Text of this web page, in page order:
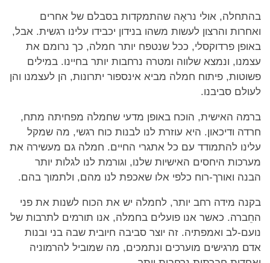
בהתחלה, אולי נראָה שהתמקדות בסבלם של אחרים
ואחרות והרצון לעשות משהו בנידון יכבידו עלינו רגשית. אבל,
באופן פרדוקסלי, ככל שנטפח יותר חמלה, כך נרומם את
עצמנו, ונמצא שלווה ומטרה נרחבות יותר בחיינו. במילים
פשוטות, פיתוח חמלה מביא אינספור יתרונות, הן לעצמנו והן
לעולם סביבנו.
ברמה האישית, הוכח באופן מדעי שחמלה מפחיתה מתח,
חרדה ודיכאון. היא עוזרת לנו לבנות כוח רגשי, מה שמקל
עלינו להתמודד עם כל אתגרי החיים. חמלה גם מעשירה את
מערכות היחסים האישיות שלנו, וגורמת לנו לגלות יותר
הבנה ואורך-רוח כלפי אלו שאכפת לנו מהם, ולתמוך בהם.
בקנה מידה רחב יותר, לחמלה יש את הכוח לשנות את פני
החֵברה. כאשר אנו פועלים בחמלה, אנו תורמים לתרבות של
נועם-לב ואמפתיה. זה יוצר סביבה חיובית שבה בני ובנות
אדם מרגישים מוערכים ונתמכים, מה שמוביל להרמוניה